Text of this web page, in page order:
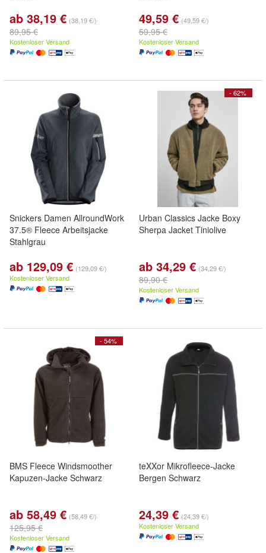
ab 38,19 € (38,19 €/)
89,95 €
Kostenloser Versand
49,59 € (49,59 €/)
59,95 €
Kostenloser Versand
Snickers Damen AllroundWork
37.5® Fleece Arbeitsjacke
Stahlgrau
ab 129,09 € (129,09 €/)
Kostenloser Versand
- 62%
Urban Classics Jacke Boxy
Sherpa Jacket Tiniolive
ab 34,29 € (34,29 €/)
89,90 €
Kostenloser Versand
- 54%
BMS Fleece Windsmoother
Kapuzen-Jacke Schwarz
ab 58,49 € (58,49 €/)
125,95 €
Kostenloser Versand
teXXor Mikrofleece-Jacke
Bergen Schwarz
24,39 € (24,39 €/)
Kostenloser Versand